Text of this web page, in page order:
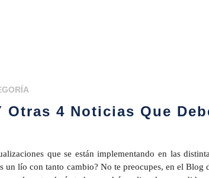
4 Noticias Que
que se están implementando en las
un lío con tanto cambio? No te preocupes, en el Blog